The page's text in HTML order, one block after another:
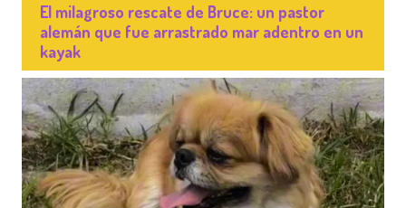
El milagroso rescate de Bruce: un pastor
alemán que fue arrastrado mar adentro en un
kayak